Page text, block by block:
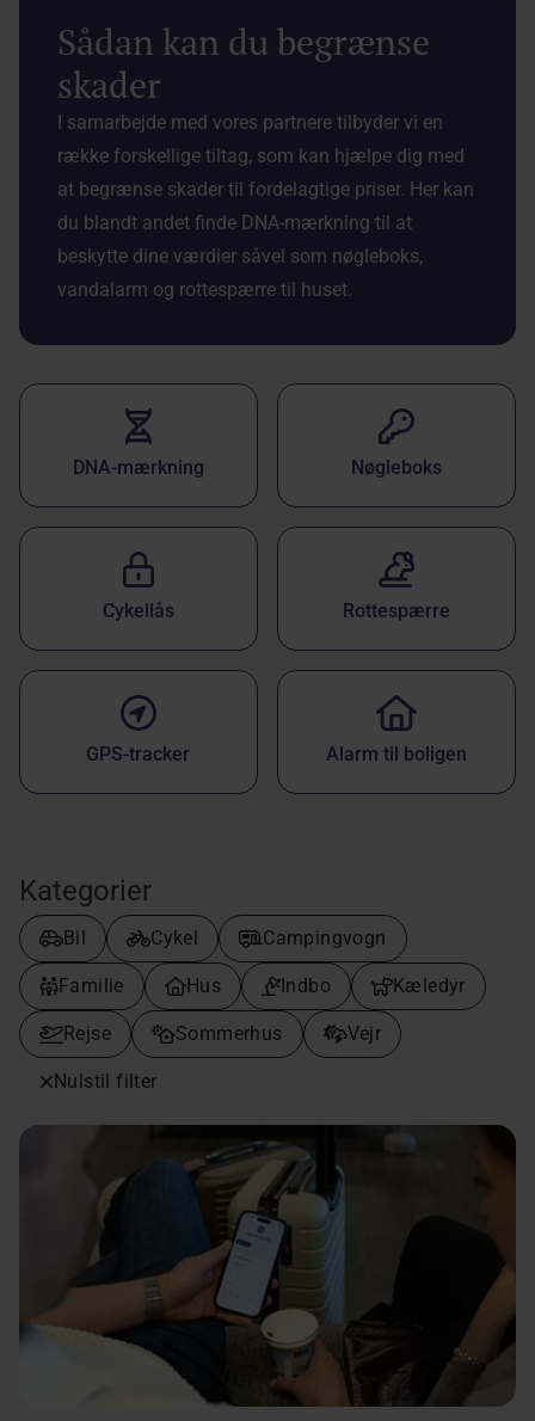
Sådan kan du begrænse
skader
I samarbejde med vores partnere tilbyder vi en
række forskellige tiltag, som kan hjælpe dig med
at begrænse skader til fordelagtige priser. Her kan
du blandt andet finde DNA-mærkning til at
beskytte dine værdier såvel som nøgleboks,
vandalarm og rottespærre til huset.
DNA-mærkning Nøgleboks
Cykellås Rottespærre
GPS-tracker Alarm til boligen
Kategorier
Bil Cykel Campingvogn
Familie Hus Indbo Kæledyr
Rejse Sommerhus Vejr
Nulstil filter